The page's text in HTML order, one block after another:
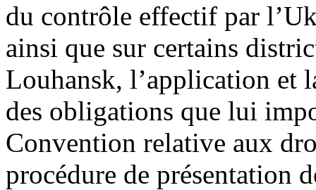
du contrôle effectif par
ainsi que sur certains
Louhansk, l’application et
des obligations que lui
Convention relative aux
procédure de présentation